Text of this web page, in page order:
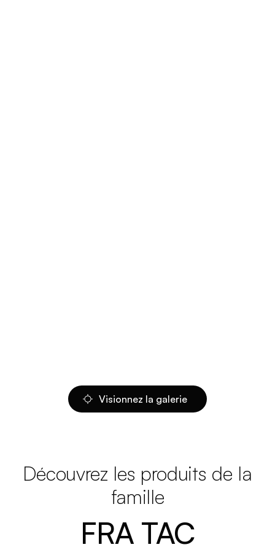
Visionnez la galerie
Découvrez les produits de la
famille
FRA TAC